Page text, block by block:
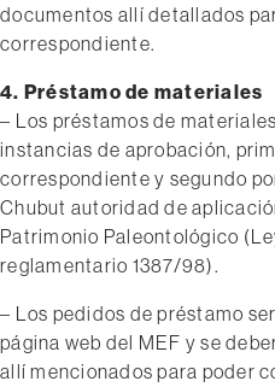
documentos allí detallados
correspondiente.
4. Préstamo de materiales
– Los préstamos de
instancias de aprobación,
correspondiente y segundo
Chubut autoridad de
Patrimonio Paleontológico
reglamentario 1387/98).
– Los pedidos de préstamo
página web del MEF y se
allí mencionados para poder